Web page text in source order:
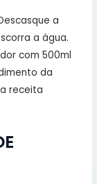
a
a água.
com 500ml
da
receita